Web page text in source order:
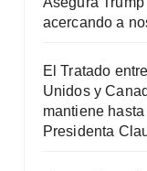
acercando a
El Tratado
Unidos y
mantiene
Presidenta